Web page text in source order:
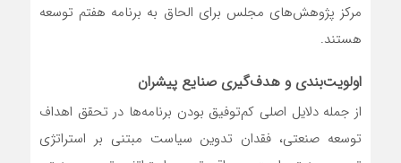
مرکز پژوهش‌‌‌های مجلس برای الحاق به برنامه هفتم توسعه
هستند.
اولویت‌‌‌بندی و هدف‌گیری صنایع پیشران
از جمله دلایل اصلی کم‌توفیق بودن برنامه‌ها در تحقق اهداف
توسعه صنعتی، فقدان تدوین سیاست مبتنی بر استراتژی